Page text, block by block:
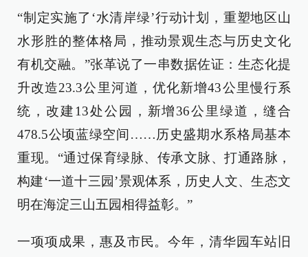
“制定实施了‘水清岸绿’行动计划，重塑地区山
水形胜的整体格局，推动景观生态与历史文化
有机交融。”张革说了一串数据佐证：生态化提
升改造23.3公里河道，优化新增43公里慢行系
统，改建13处公园，新增36公里绿道，缝合
478.5公顷蓝绿空间……历史盛期水系格局基本
重现。“通过保育绿脉、传承文脉、打通路脉，
构建‘一道十三园’景观体系，历史人文、生态文
明在海淀三山五园相得益彰。”
一项项成果，惠及市民。今年，清华园车站旧